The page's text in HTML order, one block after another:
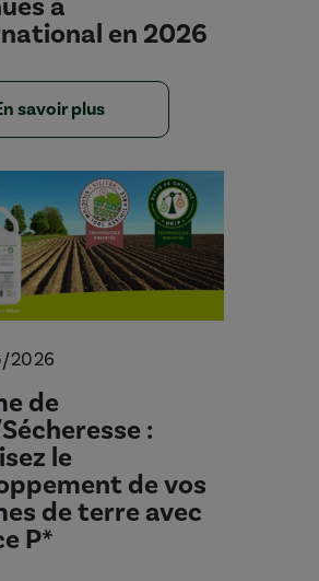
en 2026
savoir plus
2026
de
:
le
de vos
de terre avec
P*